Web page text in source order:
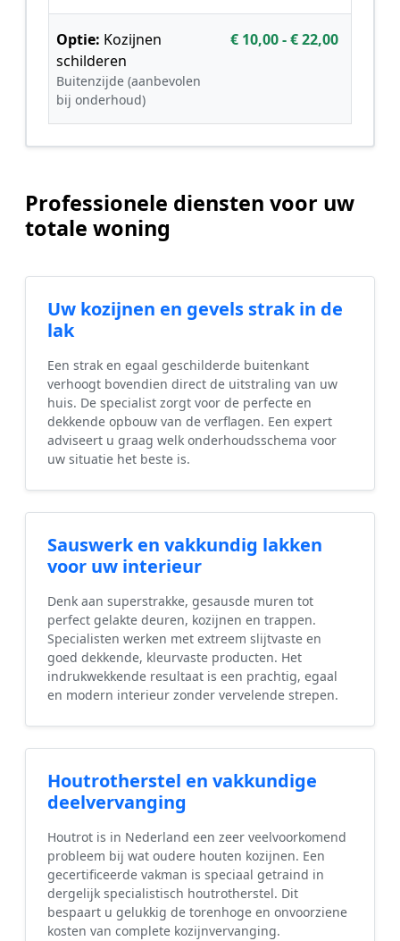
Optie: Kozijnen
schilderen
Buitenzijde (aanbevolen
bij onderhoud)
€ 10,00 - € 22,00
Professionele diensten voor uw
totale woning
Uw kozijnen en gevels strak in de
lak
Een strak en egaal geschilderde buitenkant
verhoogt bovendien direct de uitstraling van uw
huis. De specialist zorgt voor de perfecte en
dekkende opbouw van de verflagen. Een expert
adviseert u graag welk onderhoudsschema voor
uw situatie het beste is.
Sauswerk en vakkundig lakken
voor uw interieur
Denk aan superstrakke, gesausde muren tot
perfect gelakte deuren, kozijnen en trappen.
Specialisten werken met extreem slijtvaste en
goed dekkende, kleurvaste producten. Het
indrukwekkende resultaat is een prachtig, egaal
en modern interieur zonder vervelende strepen.
Houtrotherstel en vakkundige
deelvervanging
Houtrot is in Nederland een zeer veelvoorkomend
probleem bij wat oudere houten kozijnen. Een
gecertificeerde vakman is speciaal getraind in
dergelijk specialistisch houtrotherstel. Dit
bespaart u gelukkig de torenhoge en onvoorziene
kosten van complete kozijnvervanging.